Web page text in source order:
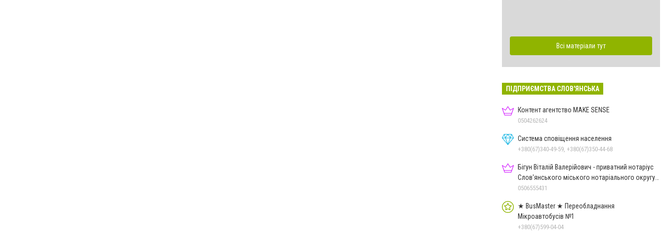
Всі матеріали тут
ПІДПРИЄМСТВА СЛОВ'ЯНСЬКА
Контент агентство MAKE SENSE
0504262624
Система сповіщення населення
+380(67)340-49-59, +380(67)350-44-68
Бігун Віталій Валерійович - приватний нотаріус
Слов'янського міського нотаріального округу
Дон.обл.
0506555431
★ BusMaster ★ Переобладнання
Мікроавтобусів №1
+380(67)599-04-04